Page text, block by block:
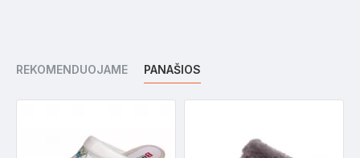
REKOMENDUOJAME PANAŠIOS